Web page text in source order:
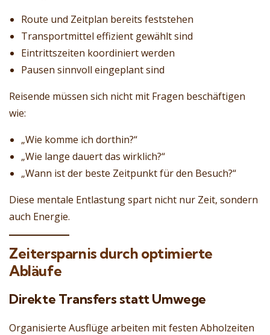
Route und Zeitplan bereits feststehen
Transportmittel effizient gewählt sind
Eintrittszeiten koordiniert werden
Pausen sinnvoll eingeplant sind
Reisende müssen sich nicht mit Fragen beschäftigen
wie:
„Wie komme ich dorthin?“
„Wie lange dauert das wirklich?“
„Wann ist der beste Zeitpunkt für den Besuch?“
Diese mentale Entlastung spart nicht nur Zeit, sondern
auch Energie.
Zeitersparnis durch optimierte
Abläufe
Direkte Transfers statt Umwege
Organisierte Ausflüge arbeiten mit festen Abholzeiten